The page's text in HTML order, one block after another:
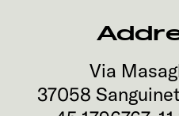
Via
37058